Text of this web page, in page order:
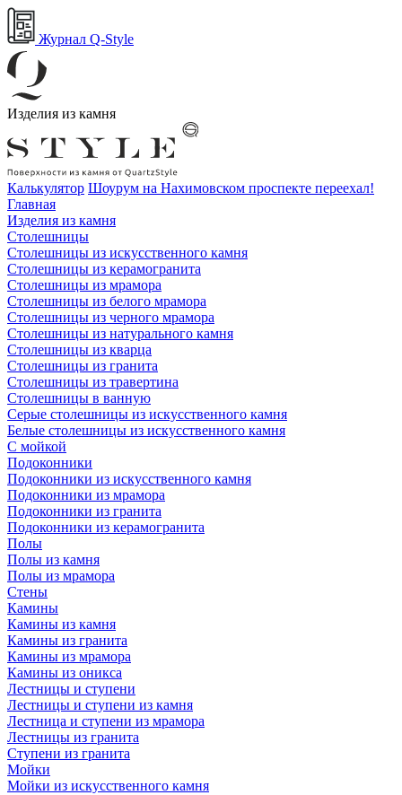
Журнал Q-Style
Изделия из камня
Калькулятор Шоурум на Нахимовском проспекте переехал!
Главная
Изделия из камня
Столешницы
Столешницы из искусственного камня
Столешницы из керамогранита
Столешницы из мрамора
Столешницы из белого мрамора
Столешницы из черного мрамора
Столешницы из натурального камня
Столешницы из кварца
Столешницы из гранита
Столешницы из травертина
Столешницы в ванную
Серые столешницы из искусственного камня
Белые столешницы из искусственного камня
С мойкой
Подоконники
Подоконники из искусственного камня
Подоконники из мрамора
Подоконники из гранита
Подоконники из керамогранита
Полы
Полы из камня
Полы из мрамора
Стены
Камины
Камины из камня
Камины из гранита
Камины из мрамора
Камины из оникса
Лестницы и ступени
Лестницы и ступени из камня
Лестница и ступени из мрамора
Лестницы из гранита
Ступени из гранита
Мойки
Мойки из искусственного камня